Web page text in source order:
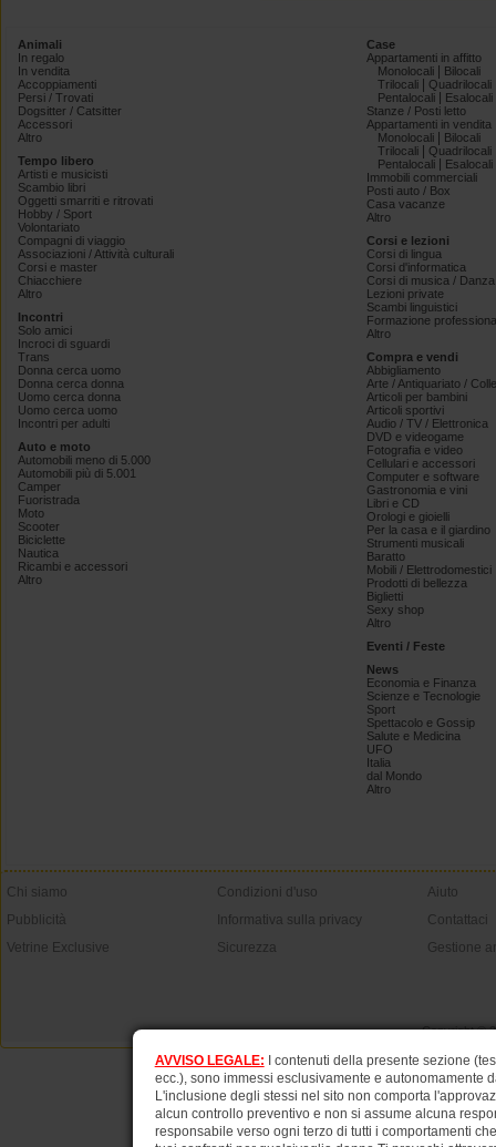
Animali
In regalo
In vendita
Accoppiamenti
Persi / Trovati
Dogsitter / Catsitter
Accessori
Altro
Tempo libero
Artisti e musicisti
Scambio libri
Oggetti smarriti e ritrovati
Hobby / Sport
Volontariato
Compagni di viaggio
Associazioni / Attività culturali
Corsi e master
Chiacchiere
Altro
Incontri
Solo amici
Incroci di sguardi
Trans
Donna cerca uomo
Donna cerca donna
Uomo cerca donna
Uomo cerca uomo
Incontri per adulti
Auto e moto
Automobili meno di 5.000
Automobili più di 5.001
Camper
Fuoristrada
Moto
Scooter
Biciclette
Nautica
Ricambi e accessori
Altro
Case
Appartamenti in affitto
Monolocali
Bilocali
Trilocali
Quadrilocali
Pentalocali
Esalocali
Stanze / Posti letto
Appartamenti in vendita
Monolocali
Bilocali
Trilocali
Quadrilocali
Pentalocali
Esalocali
Immobili commerciali
Posti auto / Box
Casa vacanze
Altro
Corsi e lezioni
Corsi di lingua
Corsi d'informatica
Corsi di musica /
Lezioni private
Scambi linguistici
Formazione
Altro
Compra e vendi
Abbigliamento
Arte / Antiquariato /
Articoli per bambini
Articoli sportivi
Audio / TV / Elettronica
DVD e videogame
Fotografia e video
Cellulari e accessori
Computer e software
Gastronomia e vini
Libri e CD
Orologi e gioielli
Per la casa e il giardino
Strumenti musicali
Baratto
Mobili / Elettrodomestici
Prodotti di bellezza
Biglietti
Sexy shop
Altro
Eventi / Feste
News
Economia e Finanza
Scienze e Tecnologie
Sport
Spettacolo e Gossip
Salute e Medicina
UFO
Italia
dal Mondo
Altro
Chi siamo
Pubblicità
Vetrine Exclusive
Condizioni d'uso
Informativa sulla privacy
Sicurezza
Aiuto
Contattaci
Gestione
Copyright ©
AVVISO LEGALE: I contenuti della presente sezione
ecc.), sono immessi esclusivamente e autonomamente
L'inclusione degli stessi nel sito non comporta
alcun controllo preventivo e non si assume alcuna
responsabile verso ogni terzo di tutti i comportamenti